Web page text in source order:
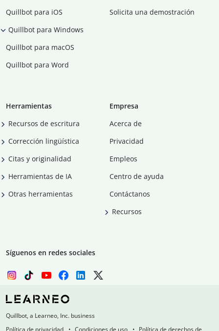
Quillbot para iOS
Quillbot para Windows
Quillbot para macOS
Quillbot para Word
Solicita una demostración
Herramientas
Recursos de escritura
Corrección lingüística
Citas y originalidad
Herramientas de IA
Otras herramientas
Empresa
Acerca de
Privacidad
Empleos
Centro de ayuda
Contáctanos
Recursos
Síguenos en redes sociales
Quillbot, a Learneo, Inc. business